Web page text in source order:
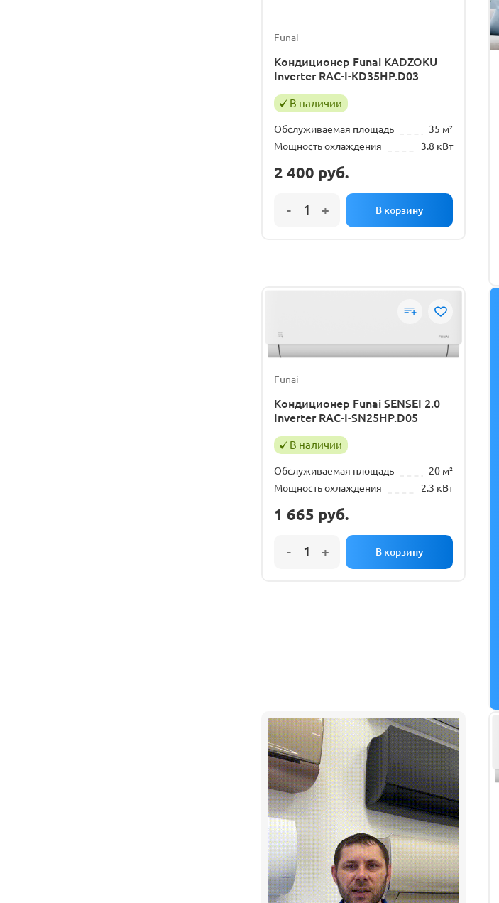
Funai
Кондиционер Funai KADZOKU
Inverter RAC-I-KD35HP.D03
В наличии
Обслуживаемая площадь
35 м²
Мощность охлаждения
3.8 кВт
2 400 руб.
Funai
Кондиционер Funai SENSEI 2.0
Inverter RAC-I-SN25HP.D05
В наличии
Обслуживаемая площадь
20 м²
Мощность охлаждения
2.3 кВт
1 665 руб.